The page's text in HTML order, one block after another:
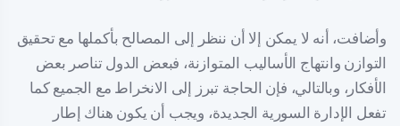
وأضافت، أنه لا يمكن إلا أن ننظر إلى المصالح بأكملها مع تحقيق
التوازن وانتهاج الأساليب المتوازنة، فبعض الدول تناصر بعض
الأفكار، وبالتالي، فإن الحاجة تبرز إلى الانخراط مع الجميع كما
تفعل الإدارة السورية الجديدة، ويجب أن يكون هناك إطار